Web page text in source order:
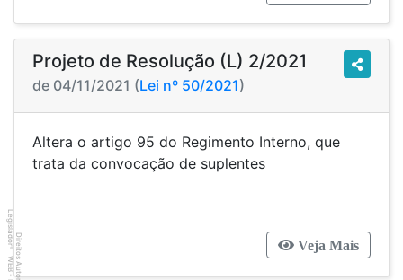
Projeto de Resolução (L) 2/2021
de 04/11/2021 (Lei nº 50/2021)
Altera o artigo 95 do Regimento Interno, que
trata da convocação de suplentes
Veja Mais
Direitos Autorais
Legislador
®